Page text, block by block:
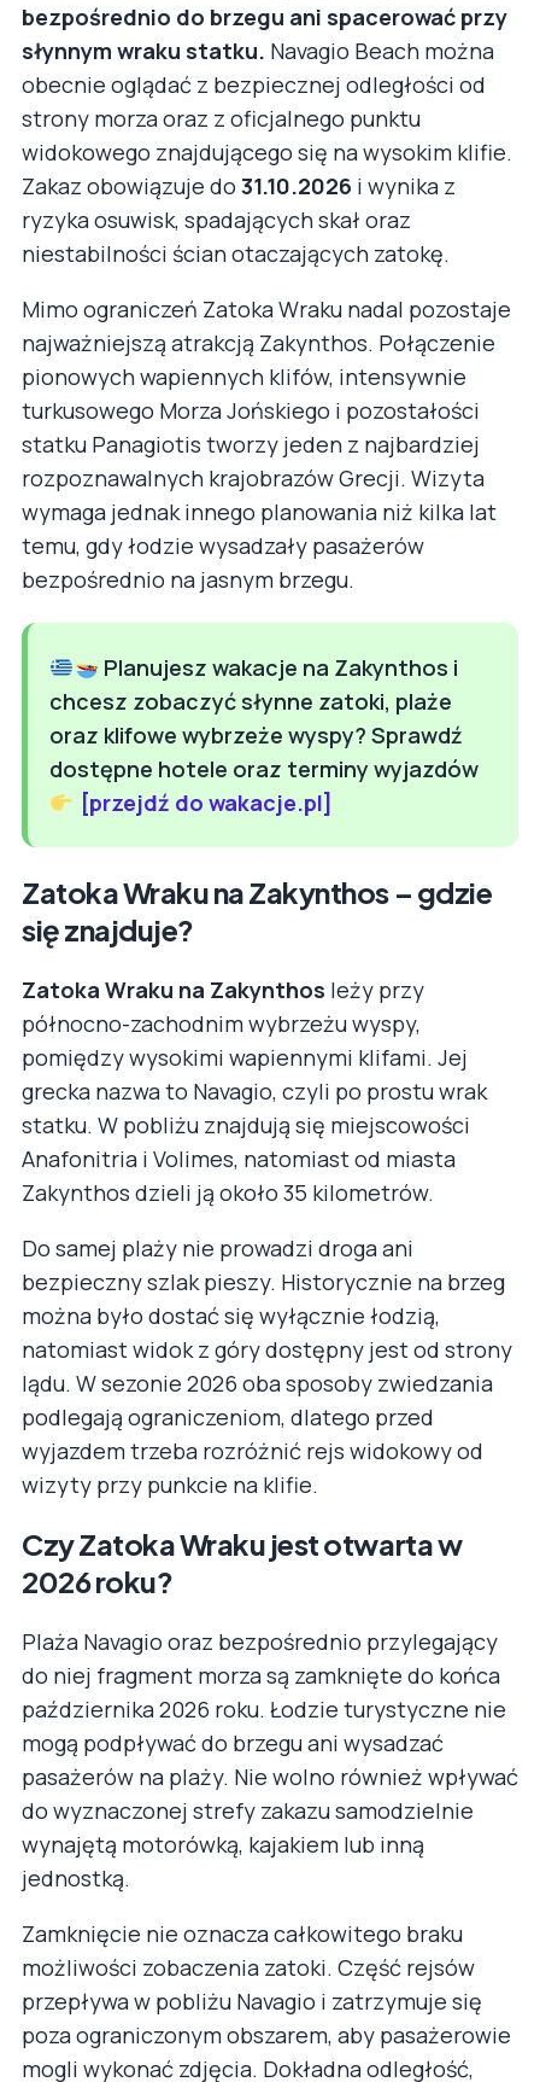
bezpośrednio do brzegu ani spacerować przy
słynnym wraku statku. Navagio Beach można
obecnie oglądać z bezpiecznej odległości od
strony morza oraz z oficjalnego punktu
widokowego znajdującego się na wysokim klifie.
Zakaz obowiązuje do 31.10.2026 i wynika z
ryzyka osuwisk, spadających skał oraz
niestabilności ścian otaczających zatokę.
Mimo ograniczeń Zatoka Wraku nadal pozostaje
najważniejszą atrakcją Zakynthos. Połączenie
pionowych wapiennych klifów, intensywnie
turkusowego Morza Jońskiego i pozostałości
statku Panagiotis tworzy jeden z najbardziej
rozpoznawalnych krajobrazów Grecji. Wizyta
wymaga jednak innego planowania niż kilka lat
temu, gdy łodzie wysadzały pasażerów
bezpośrednio na jasnym brzegu.
Planujesz wakacje na Zakynthos i
chcesz zobaczyć słynne zatoki, plaże
oraz klifowe wybrzeże wyspy? Sprawdź
dostępne hotele oraz terminy wyjazdów
[przejdź do wakacje.pl]
Zatoka Wraku na Zakynthos – gdzie
się znajduje?
Zatoka Wraku na Zakynthos leży przy
północno-zachodnim wybrzeżu wyspy,
pomiędzy wysokimi wapiennymi klifami. Jej
grecka nazwa to Navagio, czyli po prostu wrak
statku. W pobliżu znajdują się miejscowości
Anafonitria i Volimes, natomiast od miasta
Zakynthos dzieli ją około 35 kilometrów.
Do samej plaży nie prowadzi droga ani
bezpieczny szlak pieszy. Historycznie na brzeg
można było dostać się wyłącznie łodzią,
natomiast widok z góry dostępny jest od strony
lądu. W sezonie 2026 oba sposoby zwiedzania
podlegają ograniczeniom, dlatego przed
wyjazdem trzeba rozróżnić rejs widokowy od
wizyty przy punkcie na klifie.
Czy Zatoka Wraku jest otwarta w
2026 roku?
Plaża Navagio oraz bezpośrednio przylegający
do niej fragment morza są zamknięte do końca
października 2026 roku. Łodzie turystyczne nie
mogą podpływać do brzegu ani wysadzać
pasażerów na plaży. Nie wolno również wpływać
do wyznaczonej strefy zakazu samodzielnie
wynajętą motorówką, kajakiem lub inną
jednostką.
Zamknięcie nie oznacza całkowitego braku
możliwości zobaczenia zatoki. Część rejsów
przepływa w pobliżu Navagio i zatrzymuje się
poza ograniczonym obszarem, aby pasażerowie
mogli wykonać zdjęcia. Dokładna odległość,